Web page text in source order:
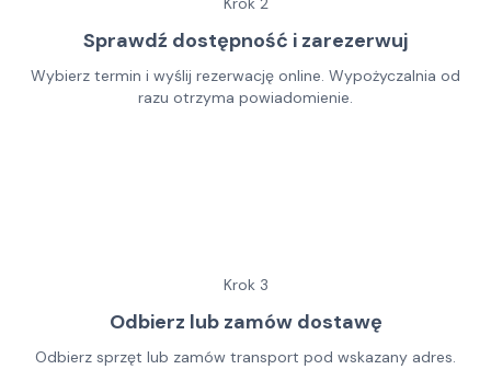
Sprawdź dostępność i zarezerwuj
Wybierz termin i wyślij rezerwację online. Wypożyczalnia od
razu otrzyma powiadomienie.
Krok 3
Odbierz lub zamów dostawę
Odbierz sprzęt lub zamów transport pod wskazany adres.